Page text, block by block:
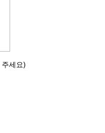
주세요)